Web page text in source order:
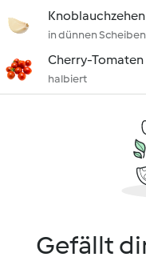
Knoblauchzehen
in dünnen Scheiben
Cherry-Tomaten
halbiert
Gefällt